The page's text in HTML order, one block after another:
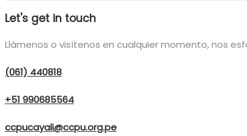
Let's get in touch
Llámenos o visítenos en cualquier momento, nos
(061) 440818
+51 990685564
ccpucayali@ccpu.org.pe